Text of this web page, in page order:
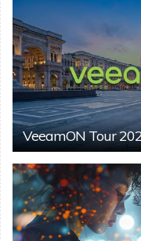
VeeamON Tour